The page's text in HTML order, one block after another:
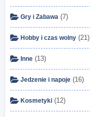
Gry i Zabawa (7)
Hobby i czas wolny (21)
Inne (13)
Jedzenie i napoje (16)
Kosmetyki (12)